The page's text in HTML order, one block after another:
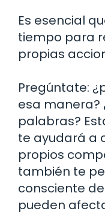
Es esencial
tiempo para
propias
Pregúntate:
esa manera?
palabras?
te ayudará a
propios
también te
consciente
pueden